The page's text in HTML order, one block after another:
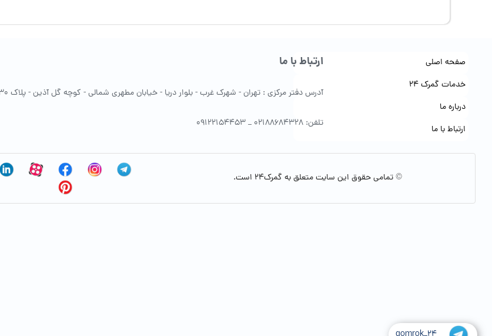
صفحه اصلی
خدمات گمرک 24
درباره ما
ارتباط با ما
ارتباط با ما
آدرس دفتر مرکزی : تهران - شهرک غرب - بلوار دریا - خیابان مطهری شمالی - کوچه گل آذین - پلاک 30 - واحد 13
تلفن: 02188684328 _ 09122154453
© تمامی حقوق این سایت متعلق به گمرک24 است.